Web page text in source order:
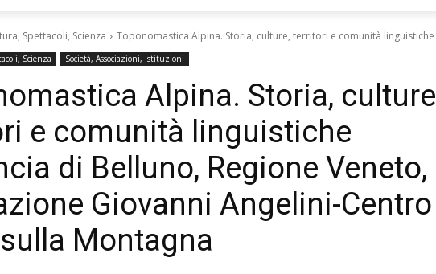
Spettacoli, Scienza Toponomastica Alpina. Storia, culture, territori e comunità linguistiche
Scienza Società, Associazioni, Istituzioni
Alpina. Storia,
e comunità linguistiche
di Belluno, Regione Veneto,
Giovanni Angelini-Centro
Montagna